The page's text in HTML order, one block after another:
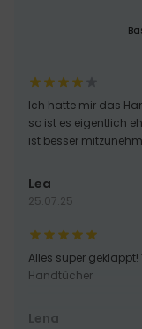
Ich hatte mir das
so ist es eigentlich
ist besser
Lea
25.07.25
Alles super geklappt!
Handtücher
Lena